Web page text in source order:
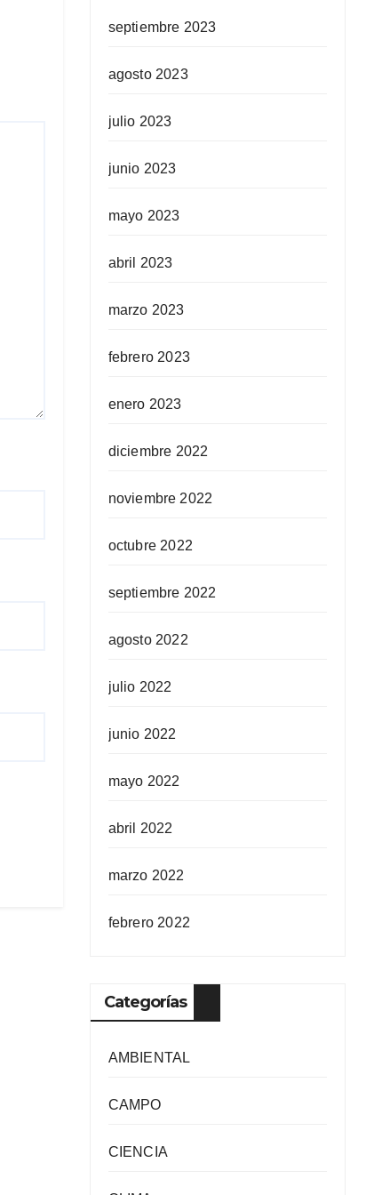
septiembre 2023
agosto 2023
julio 2023
junio 2023
mayo 2023
abril 2023
marzo 2023
febrero 2023
enero 2023
diciembre 2022
noviembre 2022
octubre 2022
septiembre 2022
agosto 2022
julio 2022
junio 2022
mayo 2022
abril 2022
marzo 2022
febrero 2022
Categorías
AMBIENTAL
CAMPO
CIENCIA